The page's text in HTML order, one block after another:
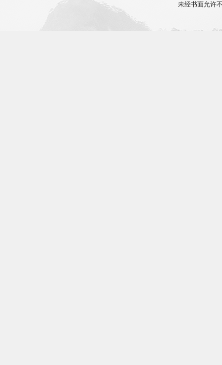
未经书面允许